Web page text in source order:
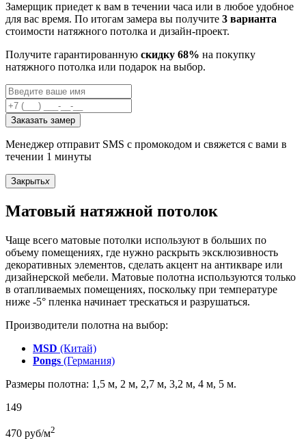
Замерщик приедет к вам в течении часа или в любое удобное
для вас время. По итогам замера вы получите 3 варианта
стоимости натяжного потолка и дизайн-проект.
Получите гарантированную скидку 68% на покупку
натяжного потолка или подарок на выбор.
Заказать замер
Менеджер отправит SMS с промокодом и свяжется с вами в
течении 1 минуты
Закрытьx
Матовый натяжной потолок
Чаще всего матовые потолки используют в больших по
объему помещениях, где нужно раскрыть эксклюзивность
декоративных элементов, сделать акцент на антикваре или
дизайнерской мебели. Матовые полотна используются только
в отапливаемых помещениях, поскольку при температуре
ниже -5° пленка начинает трескаться и разрушаться.
Производители полотна на выбор:
MSD (Китай)
Pongs (Германия)
Размеры полотна: 1,5 м, 2 м, 2,7 м, 3,2 м, 4 м, 5 м.
149
470 руб/м2